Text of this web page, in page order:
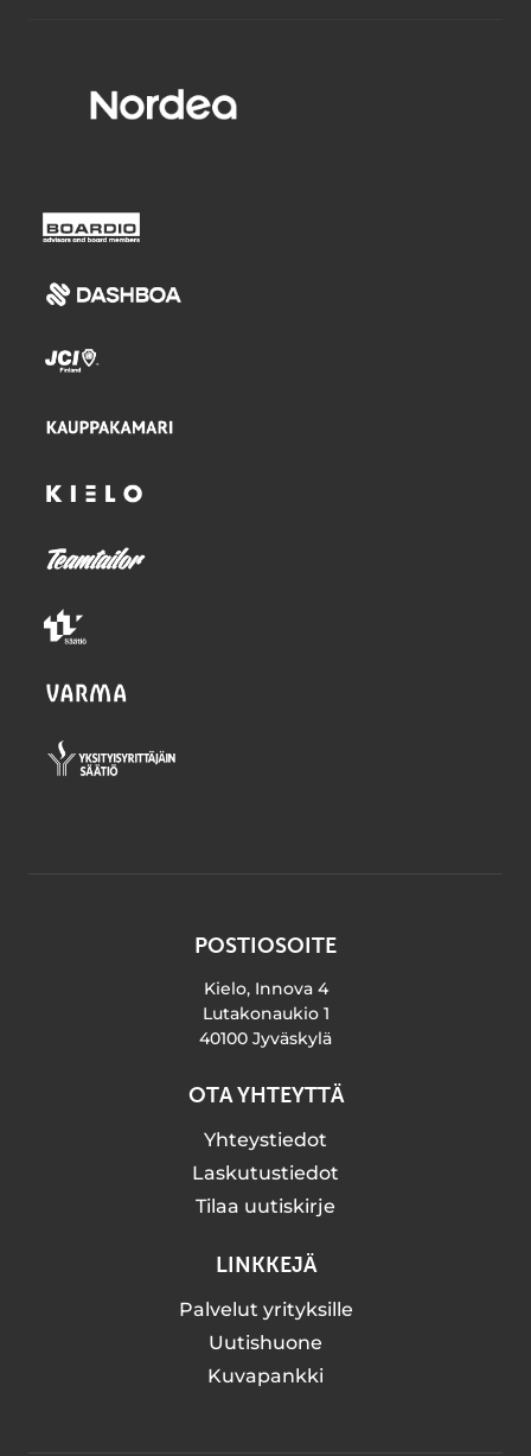
POSTIOSOITE
Kielo, Innova 4
Lutakonaukio 1
40100 Jyväskylä
OTA YHTEYTTÄ
Yhteystiedot
Laskutustiedot
Tilaa uutiskirje
LINKKEJÄ
Palvelut yrityksille
Uutishuone
Kuvapankki